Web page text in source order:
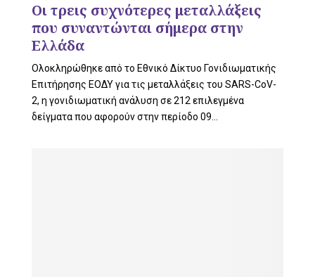
Οι τρεις συχνότερες μεταλλάξεις
που συναντώνται σήμερα στην
Ελλάδα
Ολοκληρώθηκε από το Εθνικό Δίκτυο Γονιδιωματικής
Επιτήρησης ΕΟΔΥ για τις μεταλλάξεις του SARS-CoV-
2, η γονιδιωματική ανάλυση σε 212 επιλεγμένα
δείγματα που αφορούν στην περίοδο 09...